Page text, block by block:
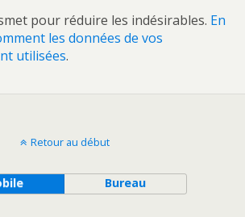
pour réduire les indésirables. En
les données de vos
utilisées.
Retour au début
Bureau